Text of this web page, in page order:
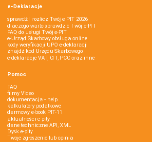
e-Deklaracje
sprawdź i rozlicz Twój e PIT 2026
dlaczego warto sprawdzić Twój e-PIT
FAQ do usługi Twój e-PIT
e-Urząd Skarbowy obsługa online
kody weryfikacji UPO e-deklaracji
znajdź kod Urzędu Skarbowego
e-deklaracje VAT, CIT, PCC oraz inne
Pomoc
FAQ
filmy Video
dokumentacja - help
kalkulatory podatkowe
darmowy e-book PIT-11
aktualności e-pity
dane techniczne API, XML
Dysk e-pity
Twoje zgłoszenie lub opinia